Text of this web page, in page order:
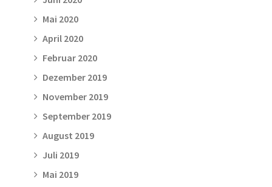
Mai 2020
April 2020
Februar 2020
Dezember 2019
November 2019
September 2019
August 2019
Juli 2019
Mai 2019